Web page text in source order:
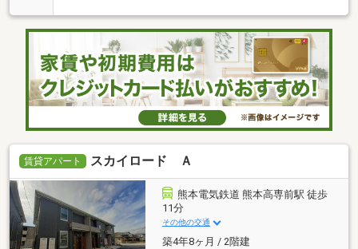
賃貸アパート スカイロード Ａ
熊本電気鉄道 熊本高専前駅 徒歩
11分
その他の交通
築4年8ヶ月 / 2階建